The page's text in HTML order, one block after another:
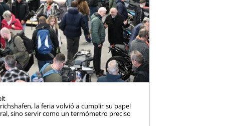
la feria volvió a cumplir su papel
sino servir como un termómetro preciso